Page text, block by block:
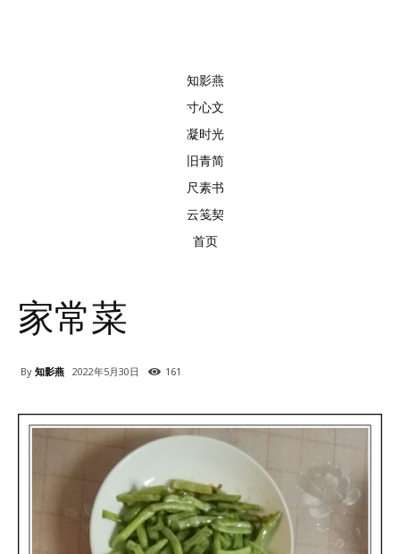
知影燕
寸心文
凝时光
旧青简
尺素书
云笺契
首页
家常菜
By 知影燕 2022年5月30日 161